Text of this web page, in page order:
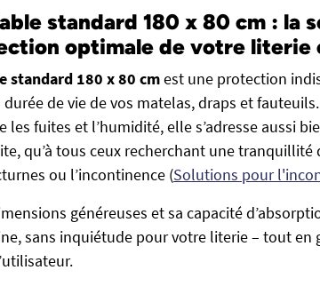
standard 180 x 80 cm : la
optimale de votre literie
standard 180 x 80 cmest une protection
de vie de vos matelas, draps et
les fuites et l’humidité, elle s’adresse aussi
qu’à tous ceux recherchant une tranquillité
ou l’incontinence (Solutions pour
généreuses et sa capacité
sans inquiétude pour votre literie – tout